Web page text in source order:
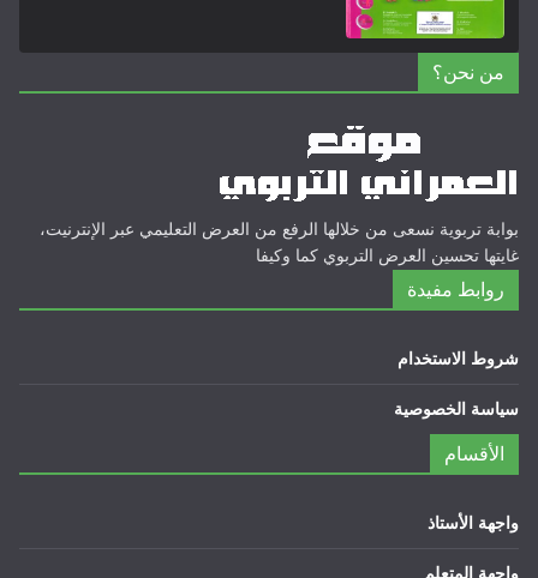
نسعى من خلالها الرفع من العرض التعليمي عبر الإنترنيت،
تحسين العرض التربوي كما وكيفا
مفيدة
الخصوصية